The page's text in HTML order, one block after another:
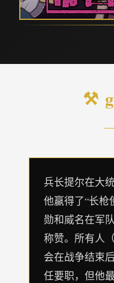
⚒️
兵长提尔在大
他赢得了“长枪
勋和威名在军
称赞。所有人
会在战争结束
任要职，但他